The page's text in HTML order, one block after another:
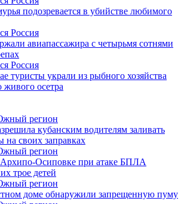
подозревается в убийстве любимого
Россия
авиапассажира с четырьмя сотнями
Россия
туристы украли из рыбного хозяйства
живого осетра
регион
кубанским водителям заливать
на своих заправках
регион
Осиповке при атаке БПЛА
трое детей
регион
доме обнаружили запрещенную пуму